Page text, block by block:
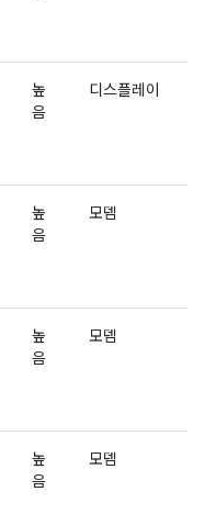
높
음
디스플레이
높
음
모뎀
높
음
모뎀
높
음
모뎀